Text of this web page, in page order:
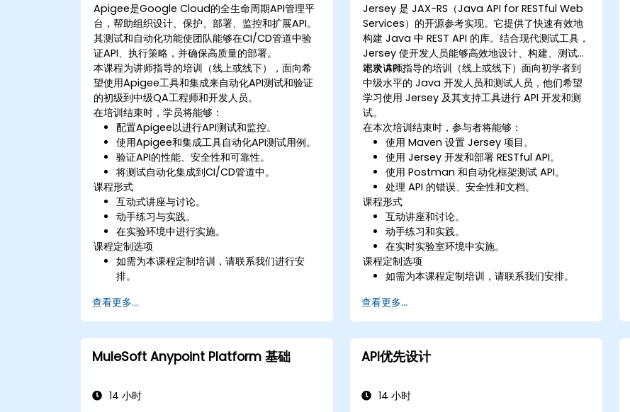
Apigee是Google Cloud的全生命周期API管理平
台，帮助组织设计、保护、部署、监控和扩展API。
其测试和自动化功能使团队能够在CI/CD管道中验
证API、执行策略，并确保高质量的部署。
本课程为讲师指导的培训（线上或线下），面向希
望使用Apigee工具和集成来自动化API测试和验证
的初级到中级QA工程师和开发人员。
在培训结束时，学员将能够：
配置Apigee以进行API测试和监控。
使用Apigee和集成工具自动化API测试用例。
验证API的性能、安全性和可靠性。
将测试自动化集成到CI/CD管道中。
课程形式
互动式讲座与讨论。
动手练习与实践。
在实验环境中进行实施。
课程定制选项
如需为本课程定制培训，请联系我们进行安
排。
查看更多...
Jersey 是 JAX-RS（Java API for RESTful Web
Services）的开源参考实现。它提供了快速有效地
构建 Java 中 REST API 的库。结合现代测试工具，
Jersey 使开发人员能够高效地设计、构建、测试和
记录 API。
本次讲师指导的培训（线上或线下）面向初学者到
中级水平的 Java 开发人员和测试人员，他们希望
学习使用 Jersey 及其支持工具进行 API 开发和测
试。
在本次培训结束时，参与者将能够：
使用 Maven 设置 Jersey 项目。
使用 Jersey 开发和部署 RESTful API。
使用 Postman 和自动化框架测试 API。
处理 API 的错误、安全性和文档。
课程形式
互动讲座和讨论。
动手练习和实践。
在实时实验室环境中实施。
课程定制选项
如需为本课程定制培训，请联系我们安排。
查看更多...
MuleSoft Anypoint Platform 基础
14 小时
API优先设计
14 小时